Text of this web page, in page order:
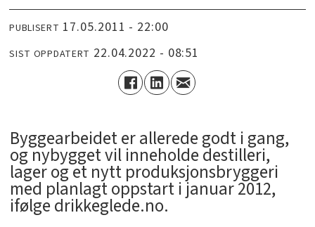
PUBLISERT 17.05.2011 - 22:00
SIST OPPDATERT 22.04.2022 - 08:51
Byggearbeidet er allerede godt i gang,
og nybygget vil inneholde destilleri,
lager og et nytt produksjonsbryggeri
med planlagt oppstart i januar 2012,
ifølge drikkeglede.no.